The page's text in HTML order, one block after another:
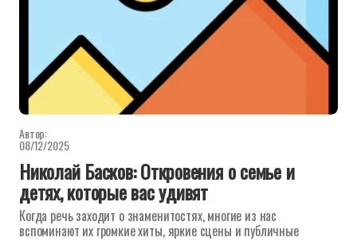
Автор:
08/12/2025
Николай Басков: Откровения о семье и
детях, которые вас удивят
Когда речь заходит о знаменитостях, многие из нас
вспоминают их громкие хиты, яркие сцены и публичные